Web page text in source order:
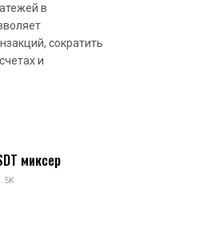
в
сократить
и
миксер